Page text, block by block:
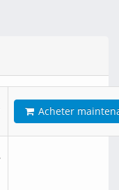
Acheter